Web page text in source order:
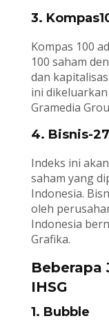
3.
Kompas 100
100 saham
dan
ini
Gramedia
4. Bisnis-27
Indeks ini
saham yang
Indonesia.
oleh
Indonesia
Grafika.
Beberapa
IHSG
1. Bubble